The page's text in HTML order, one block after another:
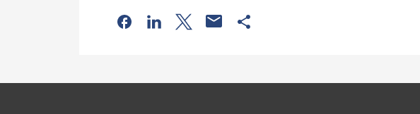
Odkaz se otevře na nové kartě
Odkaz se otevře na nové kartě
Odkaz se otevře na nové kartě